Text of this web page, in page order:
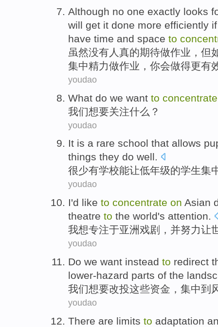
Although no one exactly looks
will get it done more efficiently
have time and space to
虽然没有人真的期待做作业，但
集中精力做作业，你会做得更有
youdao
What do we want to
我们想要关注什么？
youdao
It is a rare school that allows
things they do well.
很少有学校能让低年级的学生集
youdao
I'd like to concentrate on Asian
theatre to the world's attention.
我想专注于亚洲 戏剧 ， 并努力让
youdao
Do we want instead to redirect
lower-hazard parts of the
我们想要改投这些资金 ，集中到
youdao
There are limits to adaptation